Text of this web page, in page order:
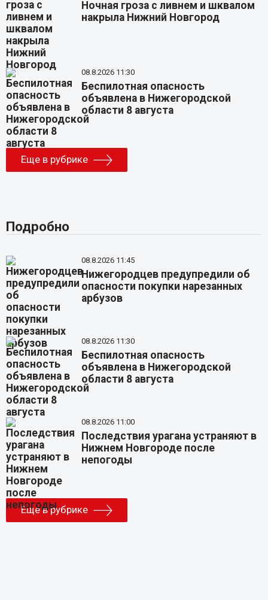
Ночная гроза с ливнем и шквалом
накрыла Нижний Новгород
08.8.2026 11:30
Беспилотная опасность
объявлена в Нижегородской
области 8 августа
Еще в рубрике
Подробно
08.8.2026 11:45
Нижегородцев предупредили об
опасности покупки нарезанных
арбузов
08.8.2026 11:30
Беспилотная опасность
объявлена в Нижегородской
области 8 августа
08.8.2026 11:00
Последствия урагана устраняют в
Нижнем Новгороде после
непогоды
Еще в рубрике